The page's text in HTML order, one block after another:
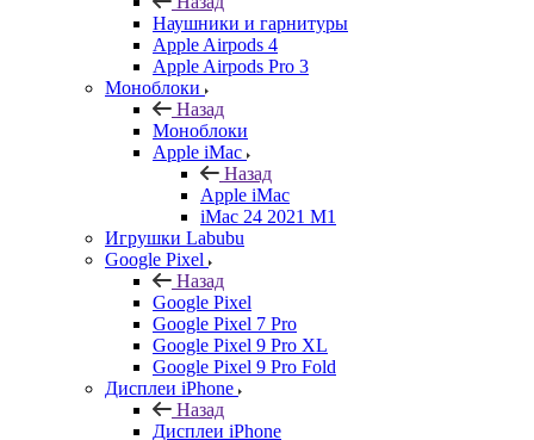
Наушники и гарнитуры
Apple Airpods 4
Apple Airpods Pro 3
Моноблоки
Назад
Моноблоки
Apple iMac
Назад
Apple iMac
iMac 24 2021 M1
Игрушки Labubu
Google Pixel
Назад
Google Pixel
Google Pixel 7 Pro
Google Pixel 9 Pro XL
Google Pixel 9 Pro Fold
Дисплеи iPhone
Назад
Дисплеи iPhone